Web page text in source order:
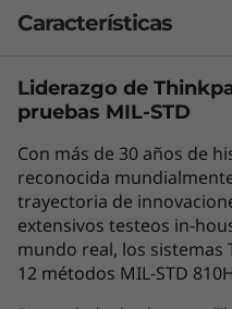
n
e
Características
Las características
variar según el país
por lo que la
interpretada
contractual. Te
características
antes de realizar la
'Ver Modelos' de
asesor de ventas si
Liderazgo de
pruebas MIL-STD
Con más de 30 años de
reconocida
trayectoria de
extensivos testeos in-
mundo real, los sistemas
12 métodos MIL-STD